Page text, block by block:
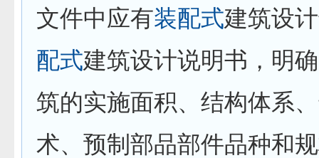
文件中应有装配式建筑设
配式建筑设计说明书，明确
筑的实施面积、结构体系
术、预制部品部件品种和